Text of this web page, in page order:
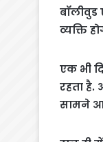
बॉलीवुड
व्यक्ति
एक भी
रहता
सामने